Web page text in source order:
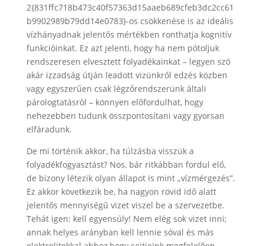
2{831ffc718b473c40f57363d15aaeb689cfeb3dc2cc61
b9902989b79dd14e0783}-os csökkenése is az ideális
vízhányadnak jelentős mértékben ronthatja kognitív
funkcióinkat. Ez azt jelenti, hogy ha nem pótoljuk
rendszeresen elvesztett folyadékainkat – legyen szó
akár izzadság útján leadott vizünkről edzés közben
vagy egyszerűen csak légzőrendszerünk általi
párologtatásról – könnyen előfordulhat, hogy
nehezebben tudunk összpontosítani vagy gyorsan
elfáradunk.
De mi történik akkor, ha túlzásba visszük a
folyadékfogyasztást? Nos, bár ritkábban fordul elő,
de bizony létezik olyan állapot is mint „vízmérgezés”.
Ez akkor következik be, ha nagyon rövid idő alatt
jelentős mennyiségű vizet viszel be a szervezetbe.
Tehát igen: kell egyensúly! Nem elég sok vizet inni;
annak helyes arányban kell lennie sóval és más